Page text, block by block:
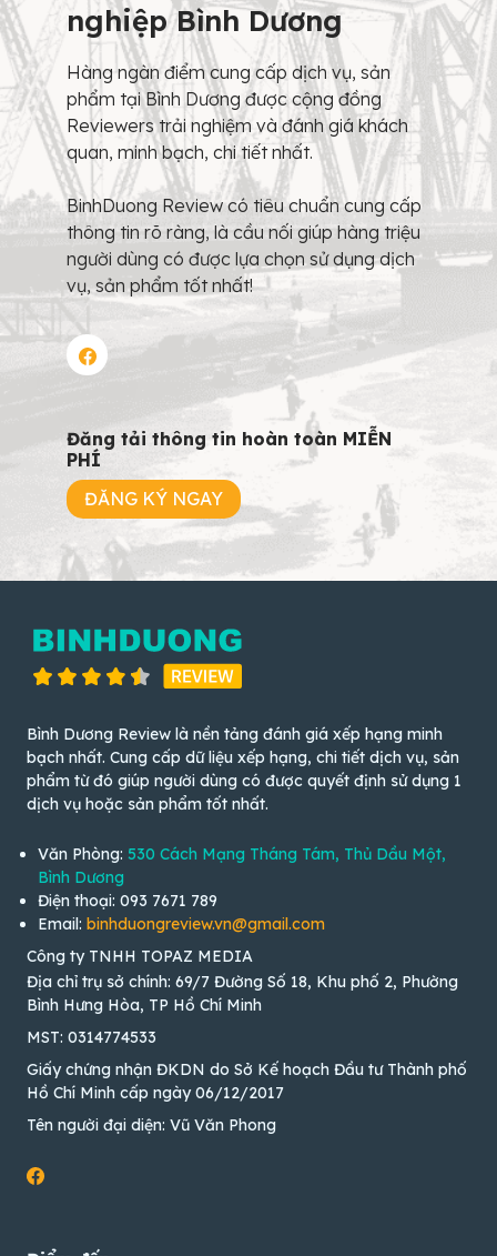
nghiệp Bình Dương
Hàng ngàn điểm cung cấp dịch vụ, sản
phẩm tại Bình Dương được cộng đồng
Reviewers trải nghiệm và đánh giá khách
quan, minh bạch, chi tiết nhất.
BinhDuong Review có tiêu chuẩn cung cấp
thông tin rõ ràng, là cầu nối giúp hàng triệu
người dùng có được lựa chọn sử dụng dịch
vụ, sản phẩm tốt nhất!
Đăng tải thông tin hoàn toàn MIỄN
PHÍ
ĐĂNG KÝ NGAY
Bình Dương Review là nền tảng đánh giá xếp hạng minh
bạch nhất. Cung cấp dữ liệu xếp hạng, chi tiết dịch vụ, sản
phẩm từ đó giúp người dùng có được quyết định sử dụng 1
dịch vụ hoặc sản phẩm tốt nhất.
Văn Phòng: 530 Cách Mạng Tháng Tám, Thủ Dầu Một,
Bình Dương
Điện thoại: 093 7671 789
Email: binhduongreview.vn@gmail.com
Công ty TNHH TOPAZ MEDIA
Địa chỉ trụ sở chính: 69/7 Đường Số 18, Khu phố 2, Phường
Bình Hưng Hòa, TP Hồ Chí Minh
MST: 0314774533
Giấy chứng nhận ĐKDN do Sở Kế hoạch Đầu tư Thành phố
Hồ Chí Minh cấp ngày 06/12/2017
Tên người đại diện: Vũ Văn Phong